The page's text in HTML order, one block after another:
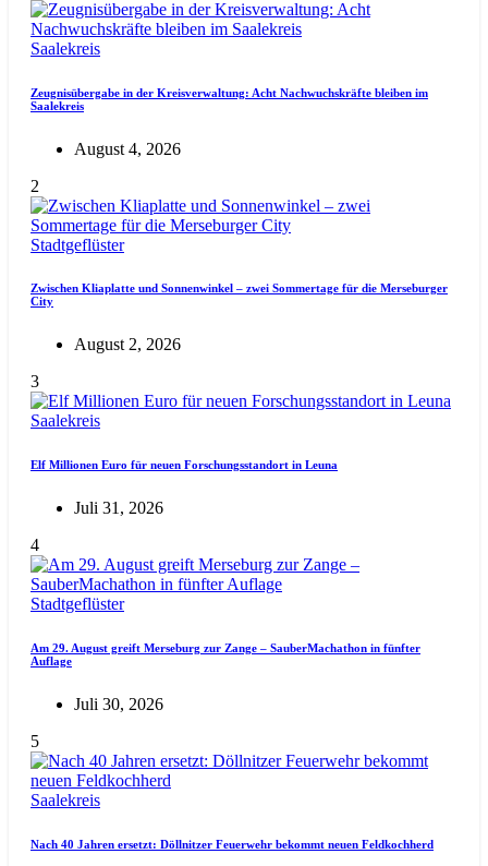
Saalekreis
Zeugnisübergabe in der Kreisverwaltung: Acht Nachwuchskräfte bleiben im
Saalekreis
August 4, 2026
2
Stadtgeflüster
Zwischen Kliaplatte und Sonnenwinkel – zwei Sommertage für die Merseburger
City
August 2, 2026
3
Saalekreis
Elf Millionen Euro für neuen Forschungsstandort in Leuna
Juli 31, 2026
4
Stadtgeflüster
Am 29. August greift Merseburg zur Zange – SauberMachathon in fünfter
Auflage
Juli 30, 2026
5
Saalekreis
Nach 40 Jahren ersetzt: Döllnitzer Feuerwehr bekommt neuen Feldkochherd